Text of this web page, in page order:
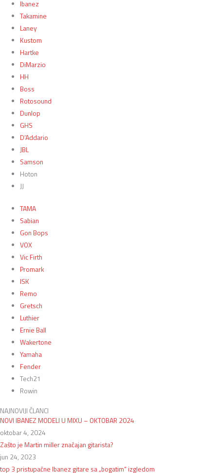
Ibanez
Takamine
Laney
Kustom
Hartke
DiMarzio
HH
Boss
Rotosound
Dunlop
GHS
D’Addario
JBL
Samson
Hoton
JJ
TAMA
Sabian
Gon Bops
VOX
Vic Firth
Promark
ISK
Remo
Gretsch
Luthier
Ernie Ball
Wakertone
Yamaha
Fender
Tech21
Rowin
NAJNOVIJI ČLANCI
NOVI IBANEZ MODELI U MIXU – OKTOBAR 2024
oktobar 4, 2024
Zašto je Martin miller značajan gitarista?
jun 24, 2023
top 3 pristupačne Ibanez gitare sa „bogatim“ izgledom